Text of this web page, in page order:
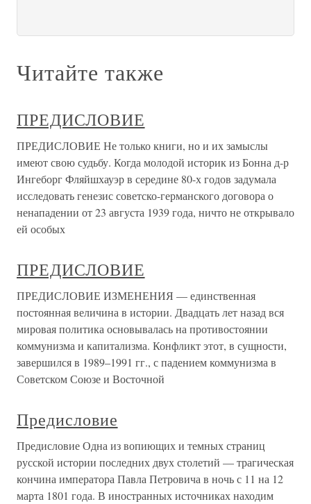
Читайте также
ПРЕДИСЛОВИЕ
ПРЕДИСЛОВИЕ Не только книги, но и их замыслы
имеют свою судьбу. Когда моло­дой историк из Бонна д-р
Ингеборг Фляйшхауэр в середине 80-х годов задумала
исследовать генезис советско-германского договора о
ненапа­дении от 23 августа 1939 года, ничто не открывало
ей особых
ПРЕДИСЛОВИЕ
ПРЕДИСЛОВИЕ ИЗМЕНЕНИЯ — единственная
постоянная величина в истории. Двадцать лет назад вся
мировая политика основывалась на противостоянии
коммунизма и капитализма. Конфликт этот, в сущности,
завершился в 1989–1991 гг., с падением коммунизма в
Советском Союзе и Восточной
Предисловие
Предисловие Одна из вопиющих и темных страниц
русской истории последних двух столетий — трагическая
кончина императора Павла Петровича в ночь с 11 на 12
марта 1801 года. В иностранных источниках находим